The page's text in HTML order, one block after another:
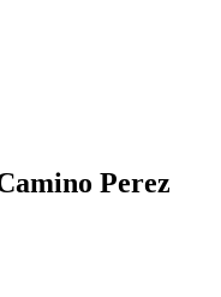
Perez